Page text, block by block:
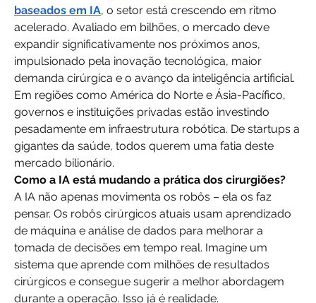
baseados em IA, o setor está crescendo em ritmo
acelerado. Avaliado em bilhões, o mercado deve
expandir significativamente nos próximos anos,
impulsionado pela inovação tecnológica, maior
demanda cirúrgica e o avanço da inteligência artificial.
Em regiões como América do Norte e Ásia-Pacífico,
governos e instituições privadas estão investindo
pesadamente em infraestrutura robótica. De startups a
gigantes da saúde, todos querem uma fatia deste
mercado bilionário.
Como a IA está mudando a prática dos cirurgiões?
A IA não apenas movimenta os robôs – ela os faz
pensar. Os robôs cirúrgicos atuais usam aprendizado
de máquina e análise de dados para melhorar a
tomada de decisões em tempo real. Imagine um
sistema que aprende com milhões de resultados
cirúrgicos e consegue sugerir a melhor abordagem
durante a operação. Isso já é realidade.